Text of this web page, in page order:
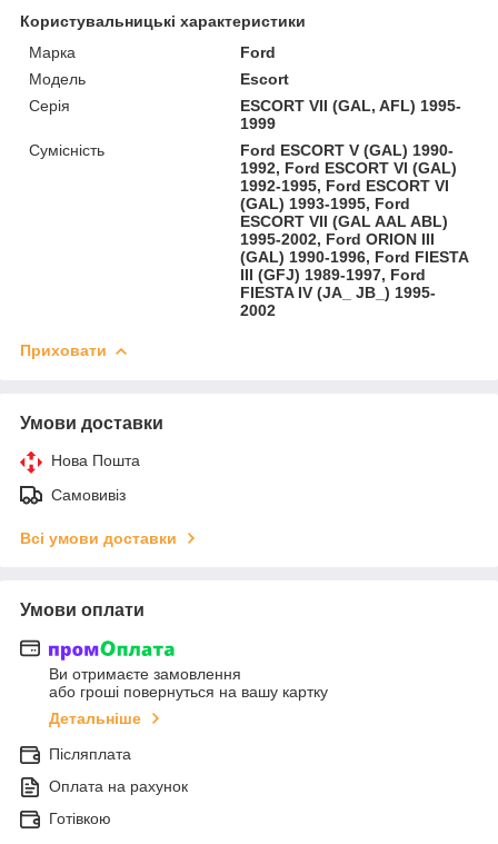
Користувальницькі характеристики
Марка
Ford
Модель
Escort
Серія
ESCORT VII (GAL, AFL) 1995-
1999
Сумісність
Ford ESCORT V (GAL) 1990-
1992, Ford ESCORT VI (GAL)
1992-1995, Ford ESCORT VI
(GAL) 1993-1995, Ford
ESCORT VII (GAL AAL ABL)
1995-2002, Ford ORION III
(GAL) 1990-1996, Ford FIESTA
III (GFJ) 1989-1997, Ford
FIESTA IV (JA_ JB_) 1995-
2002
Приховати
Умови доставки
Нова Пошта
Самовивіз
Всі умови доставки
Умови оплати
Ви отримаєте замовлення
або гроші повернуться на вашу картку
Детальніше
Післяплата
Оплата на рахунок
Готівкою